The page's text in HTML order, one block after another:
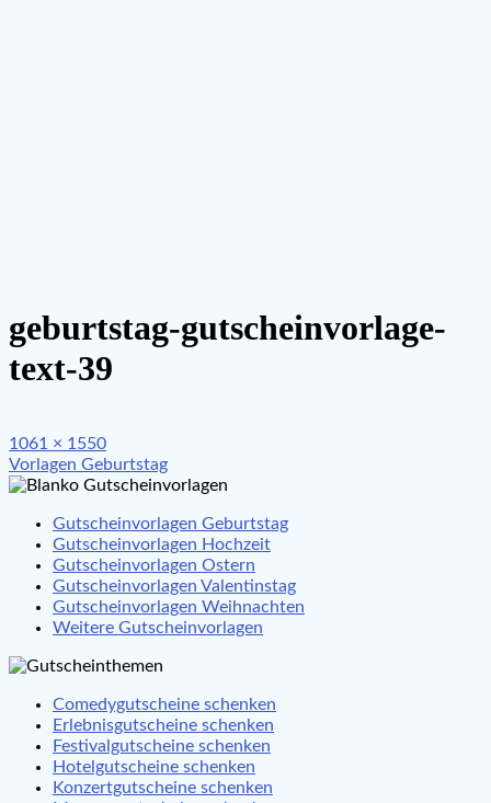
geburtstag-gutscheinvorlage-
text-39
Full
size
1061 × 1550
Beitragsnavigation
Vorlagen Geburtstag
Gutscheinvorlagen Geburtstag
Gutscheinvorlagen Hochzeit
Gutscheinvorlagen Ostern
Gutscheinvorlagen Valentinstag
Gutscheinvorlagen Weihnachten
Weitere Gutscheinvorlagen
Comedygutscheine schenken
Erlebnisgutscheine schenken
Festivalgutscheine schenken
Hotelgutscheine schenken
Konzertgutscheine schenken